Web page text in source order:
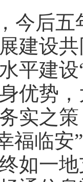
今后
建设
平建
优势
实之
福临
如一